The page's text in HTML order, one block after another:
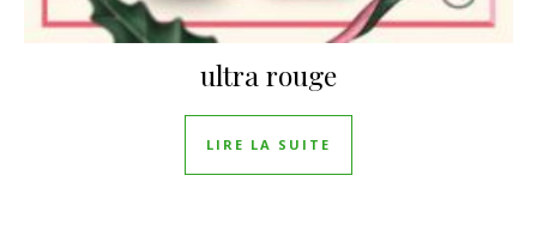
ultra rouge
LIRE LA SUITE